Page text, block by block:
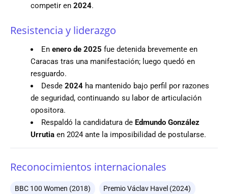
competir en2024.
Resistencia y liderazgo
Enenero de 2025 fue detenida brevemente en
Caracas tras una manifestación; luego quedó en
resguardo.
Desde2024 ha mantenido bajo perfil por razones
de seguridad, continuando su labor de articulación
opositora.
Respaldó la candidatura de Edmundo González
Urrutia en 2024 ante la imposibilidad de postularse.
Reconocimientos internacionales
BBC 100 Women (2018) Premio Václav Havel (2024)